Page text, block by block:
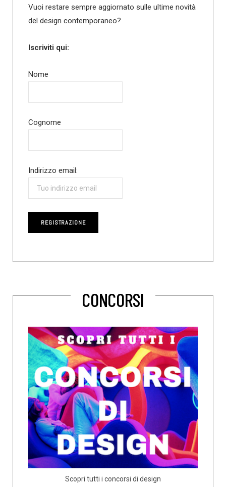
Vuoi restare sempre aggiornato sulle ultime novità
del design contemporaneo?
Iscriviti qui:
Nome
Cognome
Indirizzo email:
CONCORSI
Scopri tutti i concorsi di design